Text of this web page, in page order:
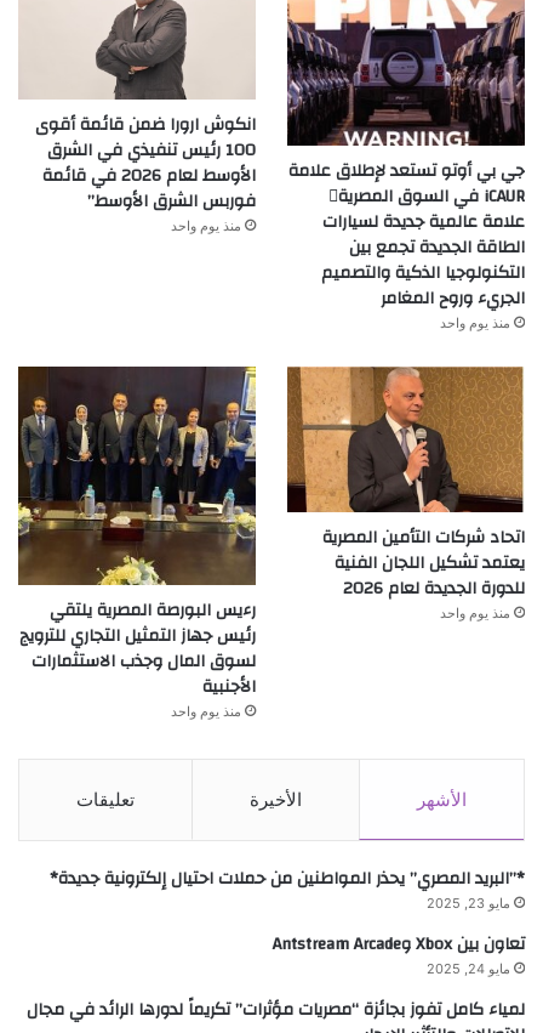
جي بي أوتو تستعد لإطلاق علامة
iCAUR في السوق المصرية
علامة عالمية جديدة لسيارات
الطاقة الجديدة تجمع بين
التكنولوجيا الذكية والتصميم
الجريء وروح المغامر
منذ يوم واحد
انكوش ارورا ضمن قائمة أقوى
100 رئيس تنفيذي في الشرق
الأوسط لعام 2026 في قائمة
فوربس الشرق الأوسط”
منذ يوم واحد
اتحاد شركات التأمين المصرية
يعتمد تشكيل اللجان الفنية
للدورة الجديدة لعام 2026
منذ يوم واحد
رءيس البورصة المصرية يلتقي
رئيس جهاز التمثيل التجاري للترويج
لسوق المال وجذب الاستثمارات
الأجنبية
منذ يوم واحد
الأشهر الأخيرة تعليقات
*”البريد المصري” يحذر المواطنين من حملات احتيال إلكترونية جديدة*
مايو 23, 2025
تعاون بين Xbox وAntstream Arcade
مايو 24, 2025
لمياء كامل تفوز بجائزة “مصريات مؤثرات” تكريماً لدورها الرائد في مجال